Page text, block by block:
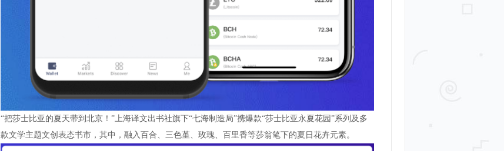
“把莎士比亚的夏天带到北京！”上海译文出书社旗下“七海制造局”携爆款“莎士比亚永夏花园”系列及多
款文学主题文创表态书市，其中，融入百合、三色堇、玫瑰、百里香等莎翁笔下的夏日花卉元素。